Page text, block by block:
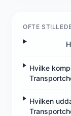
OFTE
Hvilke
Hvilken